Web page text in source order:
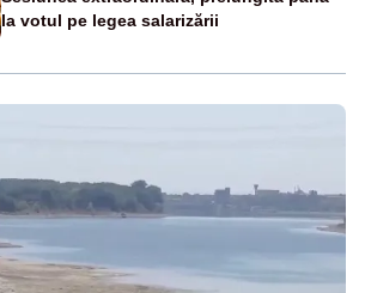
la votul pe legea salarizării